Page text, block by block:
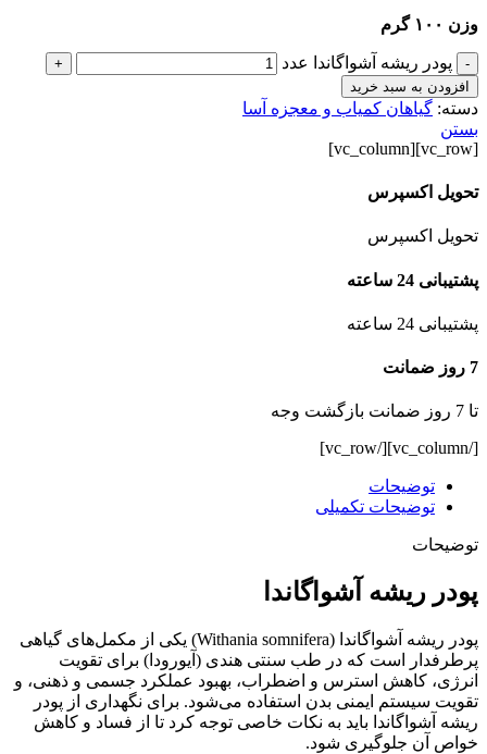
وزن ۱۰۰ گرم
- پودر ریشه آشواگاندا عدد
+
افزودن به سبد خرید
دسته: گیاهان کمیاب و معجزه آسا
بستن
[vc_row][vc_column]
تحویل اکسپرس
تحویل اکسپرس
پشتیبانی 24 ساعته
پشتیبانی 24 ساعته
7 روز ضمانت
تا 7 روز ضمانت بازگشت وجه
[/vc_column][/vc_row]
توضیحات
توضیحات تکمیلی
توضیحات
پودر ریشه آشواگاندا
پودر ریشه آشواگاندا (Withania somnifera) یکی از مکمل‌های گیاهی
پرطرفدار است که در طب سنتی هندی (آیورودا) برای تقویت
انرژی، کاهش استرس و اضطراب، بهبود عملکرد جسمی و ذهنی، و
تقویت سیستم ایمنی بدن استفاده می‌شود. برای نگهداری از پودر
ریشه آشواگاندا باید به نکات خاصی توجه کرد تا از فساد و کاهش
خواص آن جلوگیری شود.